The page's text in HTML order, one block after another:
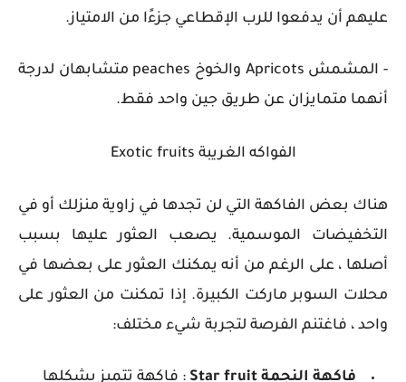
عليهم أن يدفعوا للرب الإقطاعي جزءًا من الامتياز.
- المشمش Apricots والخوخ peaches متشابهان لدرجة
أنهما متمايزان عن طريق جين واحد فقط.
الفواكه الغريبة Exotic fruits
هناك بعض الفاكهة التي لن تجدها في زاوية منزلك أو في
التخفيضات الموسمية. يصعب العثور عليها بسبب
أصلها ، على الرغم من أنه يمكنك العثور على بعضها في
محلات السوبر ماركت الكبيرة. إذا تمكنت من العثور على
واحد ، فاغتنم الفرصة لتجربة شيء مختلف:
فاكهة النجمة Star fruit
: فاكهة تتميز بشكلها